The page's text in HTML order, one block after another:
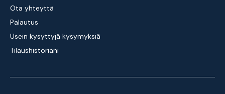
Ota yhteyttä
Palautus
Usein kysyttyjä kysymyksiä
Tilaushistoriani